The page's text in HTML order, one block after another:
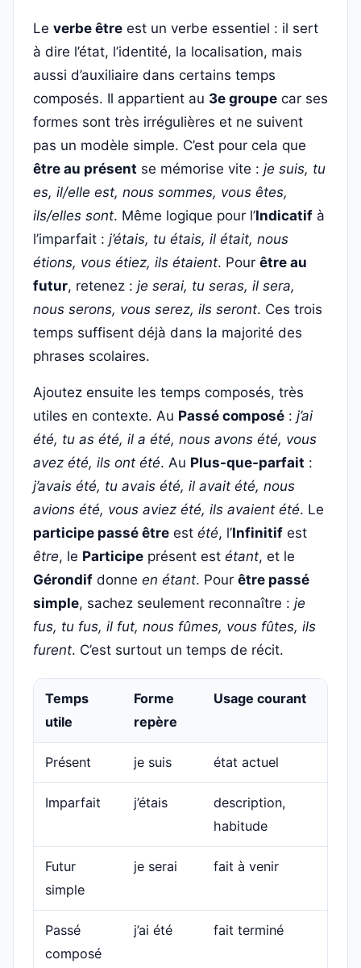
Le verbe être est un verbe essentiel : il sert
à dire l’état, l’identité, la localisation, mais
aussi d’auxiliaire dans certains temps
composés. Il appartient au 3e groupe car ses
formes sont très irrégulières et ne suivent
pas un modèle simple. C’est pour cela que
être au présent se mémorise vite : je suis, tu
es, il/elle est, nous sommes, vous êtes,
ils/elles sont. Même logique pour l’Indicatif à
l’imparfait : j’étais, tu étais, il était, nous
étions, vous étiez, ils étaient. Pour être au
futur, retenez : je serai, tu seras, il sera,
nous serons, vous serez, ils seront. Ces trois
temps suffisent déjà dans la majorité des
phrases scolaires.
Ajoutez ensuite les temps composés, très
utiles en contexte. Au Passé composé : j’ai
été, tu as été, il a été, nous avons été, vous
avez été, ils ont été. Au Plus-que-parfait :
j’avais été, tu avais été, il avait été, nous
avions été, vous aviez été, ils avaient été. Le
participe passé être est été, l’Infinitif est
être, le Participe présent est étant, et le
Gérondif donne en étant. Pour être passé
simple, sachez seulement reconnaître : je
fus, tu fus, il fut, nous fûmes, vous fûtes, ils
furent. C’est surtout un temps de récit.
Temps
utile
Forme
repère
Usage courant
Présent je suis état actuel
Imparfait j’étais
description,
habitude
Futur
simple
je serai fait à venir
Passé
composé
j’ai été fait terminé